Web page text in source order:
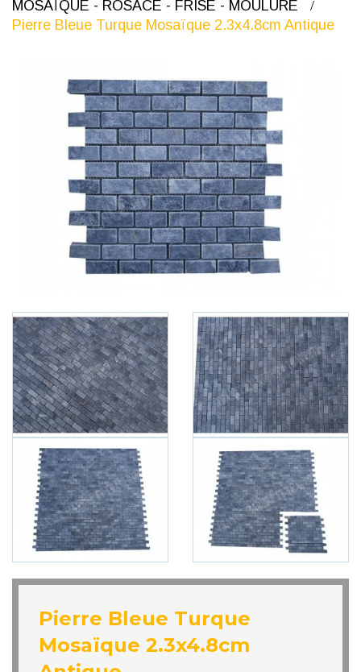
MOSAÏQUE - ROSACE - FRISE - MOULURE
Pierre Bleue Turque Mosaïque 2.3x4.8cm Antique
Pierre Bleue Turque
Mosaïque 2.3x4.8cm